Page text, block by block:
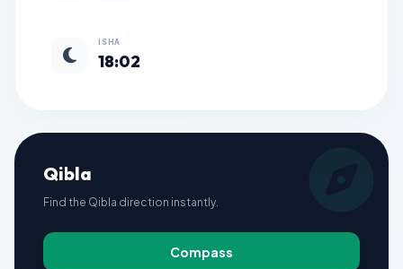
ISHA
18:02
Qibla
Find the Qibla direction instantly.
Compass